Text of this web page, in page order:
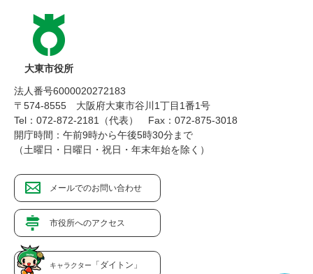
大東市役所
法人番号6000020272183
〒574-8555 大阪府大東市谷川1丁目1番1号
Tel：072-872-2181（代表）
Fax：072-875-3018
開庁時間：午前9時から午後5時30分まで
（土曜日・日曜日・祝日・年末年始を除く）
メールでのお問い合わせ
市役所へのアクセス
キャラクター 「ダイトン」